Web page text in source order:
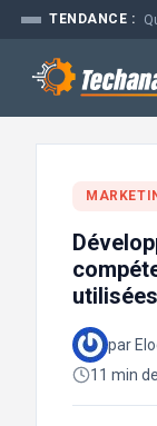
Aller
contenu
TENDANCE :
par
11 min